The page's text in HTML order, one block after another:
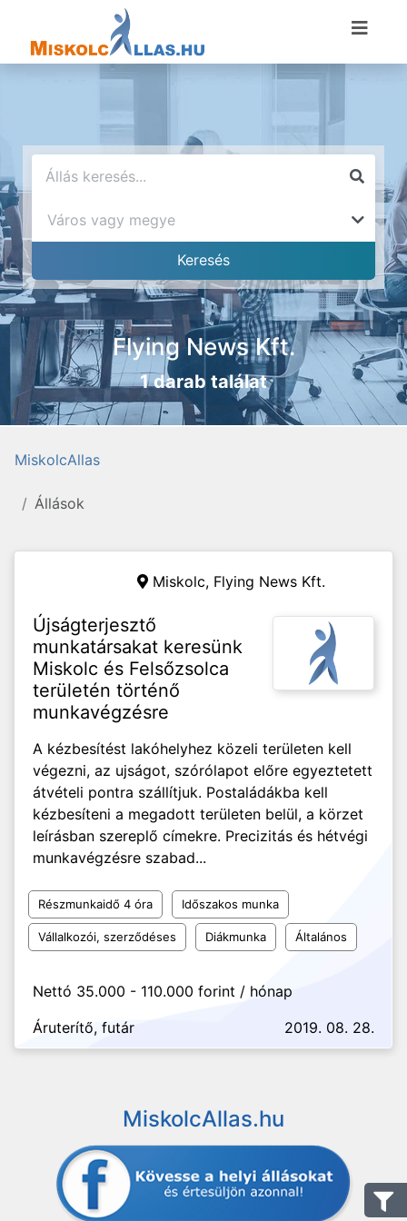
Flying News Kft.
1 darab találat
MiskolcAllas
Állások
Miskolc, Flying News Kft.
Újságterjesztő
munkatársakat keresünk
Miskolc és Felsőzsolca
területén történő
munkavégzésre
A kézbesítést lakóhelyhez közeli területen kell
végezni, az ujságot, szórólapot előre egyeztetett
átvételi pontra szállítjuk. Postaládákba kell
kézbesíteni a megadott területen belül, a körzet
leírásban szereplő címekre. Precizitás és hétvégi
munkavégzésre szabad...
Részmunkaidő 4 óra Időszakos munka
Vállalkozói, szerződéses Diákmunka Általános
Nettó 35.000 - 110.000 forint / hónap
Áruterítő, futár
2019. 08. 28.
MiskolcAllas.hu